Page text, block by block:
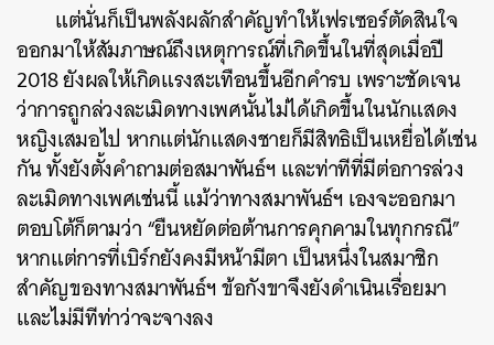
แต่นั่นก็เป็นพลังผลักสำคัญทำให้เฟรเซอร์ตัดสินใจ
ออกมาให้สัมภาษณ์ถึงเหตุการณ์ที่เกิดขึ้นในที่สุดเมื่อปี
2018 ยังผลให้เกิดแรงสะเทือนขึ้นอีกคำรบ เพราะชัดเจน
ว่าการถูกล่วงละเมิดทางเพศนั้นไม่ได้เกิดขึ้นในนักแสดง
หญิงเสมอไป หากแต่นักแสดงชายก็มีสิทธิเป็นเหยื่อได้เช่น
กัน ทั้งยังตั้งคำถามต่อสมาพันธ์ฯ และท่าทีที่มีต่อการล่วง
ละเมิดทางเพศเช่นนี้ แม้ว่าทางสมาพันธ์ฯ เองจะออกมา
ตอบโต้ก็ตามว่า “ยืนหยัดต่อต้านการคุกคามในทุกกรณี”
หากแต่การที่เบิร์กยังคงมีหน้ามีตา เป็นหนึ่งในสมาชิก
สำคัญของทางสมาพันธ์ฯ ข้อกังขาจึงยังดำเนินเรื่อยมา
และไม่มีทีท่าว่าจะจางลง